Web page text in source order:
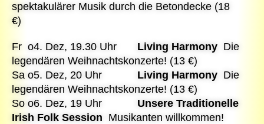
spektakulärer Musik durch die Betondecke (18
€)
Fr o4. Dez, 19.30 Uhr Living Harmony Die
legendären Weihnachtskonzerte! (13 €)
Sa o5. Dez, 20 Uhr Living Harmony Die
legendären Weihnachtskonzerte! (13 €)
So o6. Dez, 19 Uhr Unsere Traditionelle
Irish Folk Session Musikanten willkommen!